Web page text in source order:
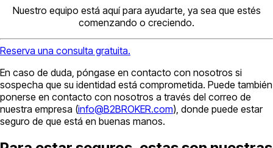
Nuestro equipo está aquí para ayudarte, ya sea que estés
comenzando o creciendo.
Reserva una consulta gratuita.
En caso de duda, póngase en contacto con nosotros si
sospecha que su identidad está comprometida. Puede también
ponerse en contacto con nosotros a través del correo de
nuestra empresa (info@B2BROKER.com), donde puede estar
seguro de que está en buenas manos.